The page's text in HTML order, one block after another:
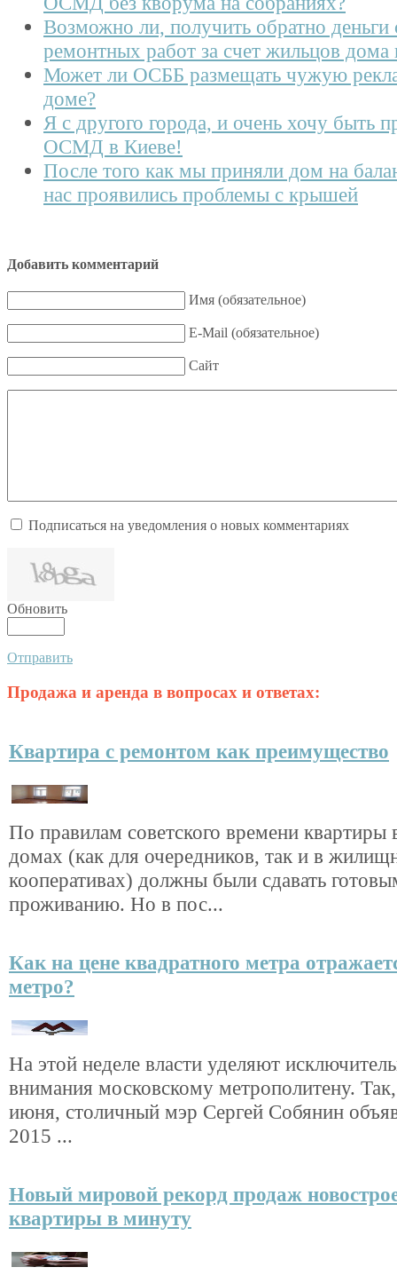
Возможно ли, получить обратно деньги
ремонтных работ за счет жильцов
Может ли ОСББ размещать чужую
доме?
Я с другого города, и очень хочу быть
ОСМД в Киеве!
После того как мы приняли дом на
нас проявились проблемы с крышей
Добавить комментарий
Имя (обязательное)
E-Mail (обязательное)
Сайт
Подписаться на уведомления о новых комментариях
Обновить
Отправить
Продажа и аренда в вопросах и ответах:
Квартира с ремонтом как преимущество
По правилам советского времени квартиры
домах (как для очередников, так и в
кооперативах) должны были сдавать
проживанию. Но в пос...
Как на цене квадратного метра
метро?
На этой неделе власти уделяют
внимания московскому метрополитену.
июня, столичный мэр Сергей Собянин
2015 ...
Новый мировой рекорд продаж
квартиры в минуту